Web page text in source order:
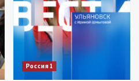
Россия 1